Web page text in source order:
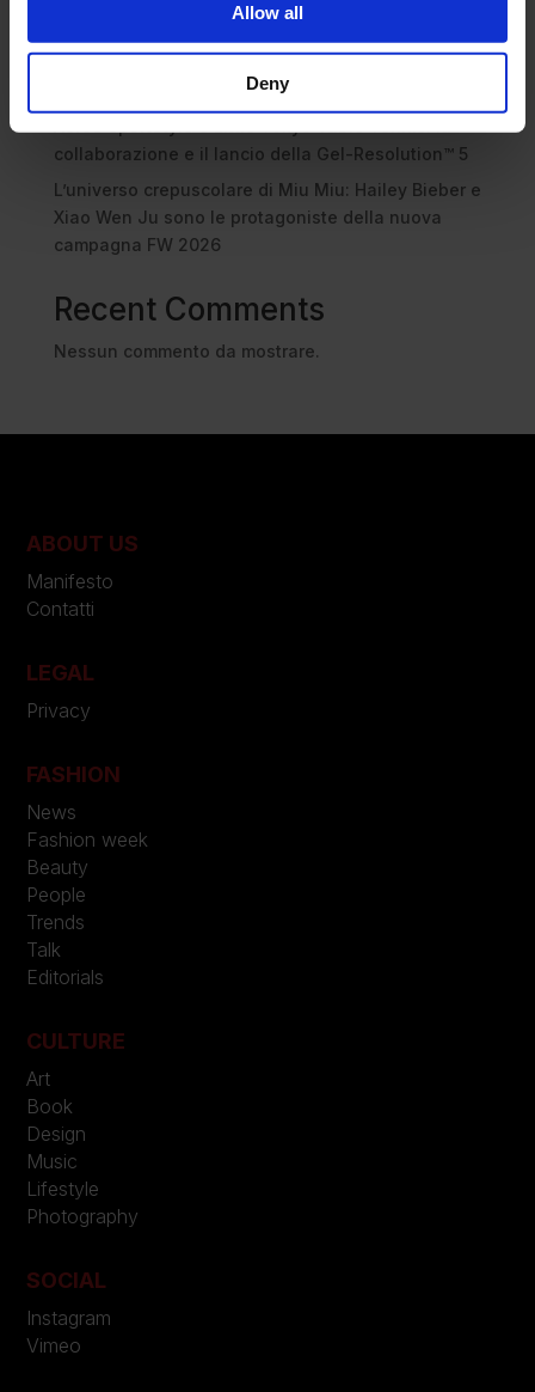
Allow all
Deny
collaborazione e il lancio della Gel-Resolution™ 5
L’universo crepuscolare di Miu Miu: Hailey Bieber e
Xiao Wen Ju sono le protagoniste della nuova
campagna FW 2026
Recent Comments
Nessun commento da mostrare.
ABOUT US
Manifesto
Contatti
LEGAL
Privacy
FASHION
News
Fashion week
Beauty
People
Trends
Talk
Editorials
CULTURE
Art
Book
Design
Music
Lifestyle
Photography
SOCIAL
Instagram
Vimeo